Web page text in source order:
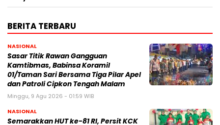
BERITA TERBARU
NASIONAL
Sasar Titik Rawan Gangguan
Kamtibmas, Babinsa Koramil
01/Taman Sari Bersama Tiga Pilar Apel
dan Patroli Cipkon Tengah Malam
Minggu, 9 Agu 2026 - 01:59 WIB
NASIONAL
Semarakkan HUT ke-81 RI, Persit KCK